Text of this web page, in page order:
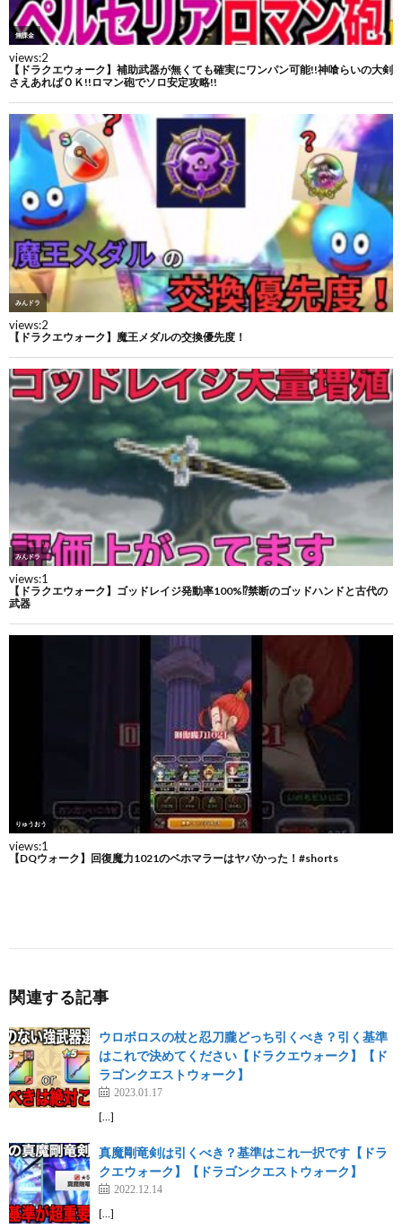
関連する記事
ウロボロスの杖と忍刀朧どっち引くべき？引く基準
はこれで決めてください【ドラクエウォーク】【ド
ラゴンクエストウォーク】
2023.01.17
[…]
真魔剛竜剣は引くべき？基準はこれ一択です【ドラ
クエウォーク】【ドラゴンクエストウォーク】
2022.12.14
[…]